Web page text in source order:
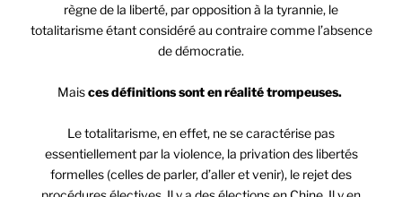
règne de la liberté, par opposition à la tyrannie, le
totalitarisme étant considéré au contraire comme l’absence
de démocratie.
Maisces définitions sont en réalité trompeuses.
Le totalitarisme, en effet, ne se caractérise pas
essentiellement par la violence, la privation des libertés
formelles (celles de parler, d’aller et venir), le rejet des